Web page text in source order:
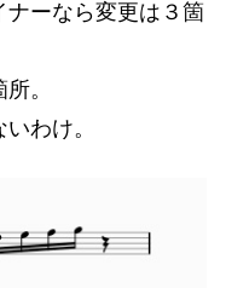
ナーなら変更は３箇
。
わけ。